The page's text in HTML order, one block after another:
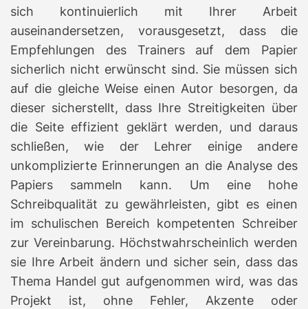
sich kontinuierlich mit Ihrer Arbeit
auseinandersetzen, vorausgesetzt, dass die
Empfehlungen des Trainers auf dem Papier
sicherlich nicht erwünscht sind. Sie müssen sich
auf die gleiche Weise einen Autor besorgen, da
dieser sicherstellt, dass Ihre Streitigkeiten über
die Seite effizient geklärt werden, und daraus
schließen, wie der Lehrer einige andere
unkomplizierte Erinnerungen an die Analyse des
Papiers sammeln kann. Um eine hohe
Schreibqualität zu gewährleisten, gibt es einen
im schulischen Bereich kompetenten Schreiber
zur Vereinbarung. Höchstwahrscheinlich werden
sie Ihre Arbeit ändern und sicher sein, dass das
Thema Handel gut aufgenommen wird, was das
Projekt ist, ohne Fehler, Akzente oder